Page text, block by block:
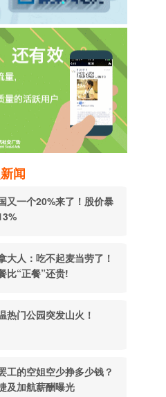
闻
又一个20%来了！股价暴
大人：吃不起麦当劳了！
比“正餐”还贵!
热门公园突发山火！
工的空姐空少挣多少钱？
及加航薪酬曝光